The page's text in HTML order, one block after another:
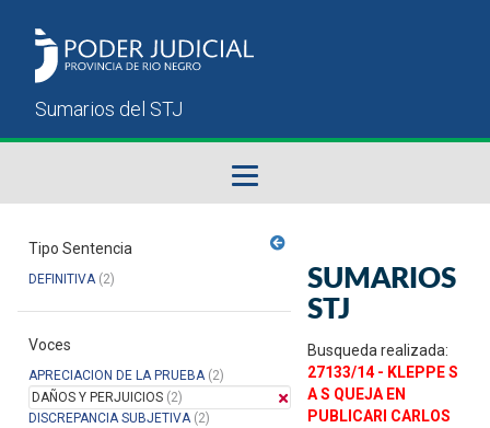
Sumarios del STJ
Manual del Usuario
Tipo Sentencia
DEFINITIVA(2)
Voces
APRECIACION DE LA PRUEBA(2)
DAÑOS Y PERJUICIOS (2)
DISCREPANCIA SUBJETIVA(2)
SUMARIOS
STJ
Busqueda realizada:
27133/14 - KLEPPE S
A S QUEJA EN
PUBLICARI CARLOS